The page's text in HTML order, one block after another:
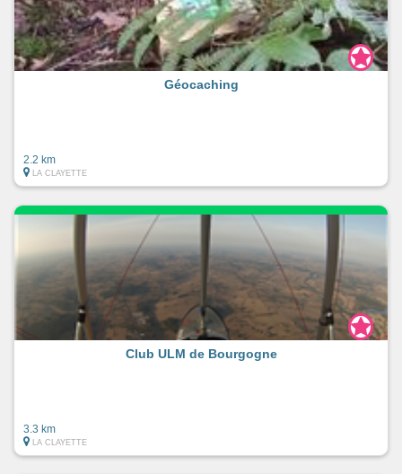
Géocaching
2.2 km
LA CLAYETTE
Club ULM de Bourgogne
3.3 km
LA CLAYETTE